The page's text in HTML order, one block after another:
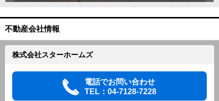
不動産会社情報
株式会社スターホームズ
電話でお問い合わせ
TEL：04-7128-7228